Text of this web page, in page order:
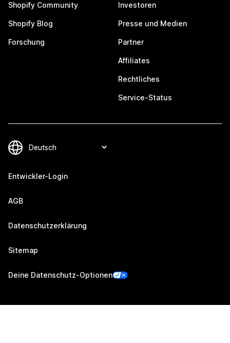
Shopify Community
Shopify Blog
Forschung
Investoren
Presse und Medien
Partner
Affiliates
Rechtliches
Service-Status
Entwickler-Login
AGB
Datenschutzerklärung
Sitemap
Deine Datenschutz-Optionen